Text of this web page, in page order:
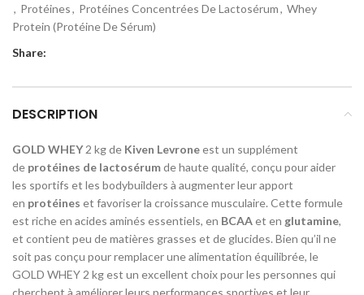
, Protéines, Protéines Concentrées De Lactosérum, Whey
Protein (Protéine De Sérum)
Share:
DESCRIPTION
GOLD WHEY2 kg de Kiven Levroneest un supplément
de protéines de lactosérumde haute qualité, conçu pour aider
les sportifs et les bodybuilders à augmenter leur apport
en protéines et favoriser la croissance musculaire. Cette formule
est riche en acides aminés essentiels, en BCAAet en glutamine,
et contient peu de matières grasses et de glucides. Bien qu’il ne
soit pas conçu pour remplacer une alimentation équilibrée, le
GOLD WHEY 2 kg est un excellent choix pour les personnes qui
cherchent à améliorer leurs performances sportives et leur